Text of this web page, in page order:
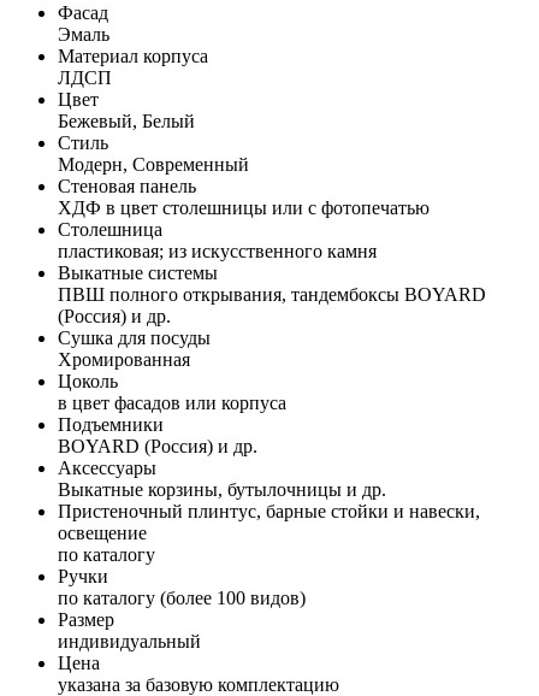
Фасад
Эмаль
Материал корпуса
ЛДСП
Цвет
Бежевый, Белый
Стиль
Модерн, Современный
Стеновая панель
ХДФ в цвет столешницы или с фотопечатью
Столешница
пластиковая; из искусственного камня
Выкатные системы
ПВШ полного открывания, тандембоксы BOYARD
(Россия) и др.
Сушка для посуды
Хромированная
Цоколь
в цвет фасадов или корпуса
Подъемники
BOYARD (Россия) и др.
Аксессуары
Выкатные корзины, бутылочницы и др.
Пристеночный плинтус, барные стойки и навески,
освещение
по каталогу
Ручки
по каталогу (более 100 видов)
Размер
индивидуальный
Цена
указана за базовую комплектацию